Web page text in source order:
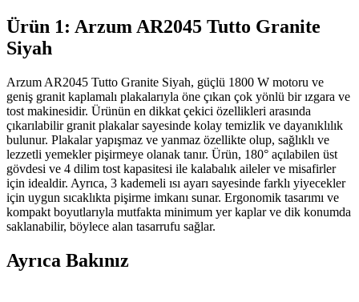
Ürün 1: Arzum AR2045 Tutto Granite
Siyah
Arzum AR2045 Tutto Granite Siyah, güçlü 1800 W motoru ve
geniş granit kaplamalı plakalarıyla öne çıkan çok yönlü bir ızgara ve
tost makinesidir. Ürünün en dikkat çekici özellikleri arasında
çıkarılabilir granit plakalar sayesinde kolay temizlik ve dayanıklılık
bulunur. Plakalar yapışmaz ve yanmaz özellikte olup, sağlıklı ve
lezzetli yemekler pişirmeye olanak tanır. Ürün, 180° açılabilen üst
gövdesi ve 4 dilim tost kapasitesi ile kalabalık aileler ve misafirler
için idealdir. Ayrıca, 3 kademeli ısı ayarı sayesinde farklı yiyecekler
için uygun sıcaklıkta pişirme imkanı sunar. Ergonomik tasarımı ve
kompakt boyutlarıyla mutfakta minimum yer kaplar ve dik konumda
saklanabilir, böylece alan tasarrufu sağlar.
Ayrıca Bakınız